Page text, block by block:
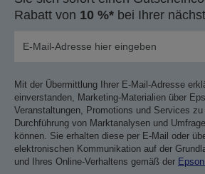
Rabatt von 10 %* bei Ihrer
Mit der Übermittlung Ihrer E-Mail-Adresse
einverstanden, Marketing-Materialien über
Veranstaltungen, Promotions und Services
Durchführung von Marktanalysen und
können. Sie erhalten diese per E-Mail oder
elektronischen Kommunikation auf der
und Ihres Online-Verhaltens gemäß der